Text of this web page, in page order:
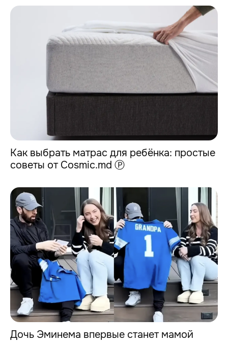
Как выбрать матрас для ребёнка: простые
советы от Cosmic.md Ⓟ
Дочь Эминема впервые станет мамой